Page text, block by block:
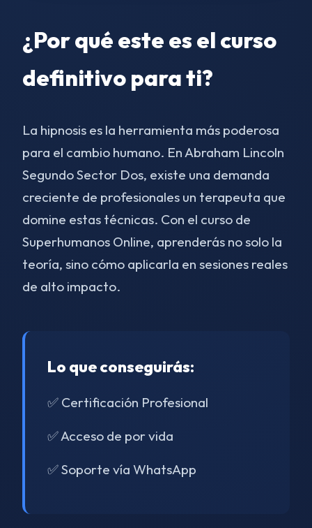
¿Por qué este es el curso
definitivo para ti?
La hipnosis es la herramienta más poderosa
para el cambio humano. En Abraham Lincoln
Segundo Sector Dos, existe una demanda
creciente de profesionales un terapeuta que
domine estas técnicas. Con el curso de
Superhumanos Online, aprenderás no solo la
teoría, sino cómo aplicarla en sesiones reales
de alto impacto.
Lo que conseguirás:
✅ Certificación Profesional
✅ Acceso de por vida
✅ Soporte vía WhatsApp